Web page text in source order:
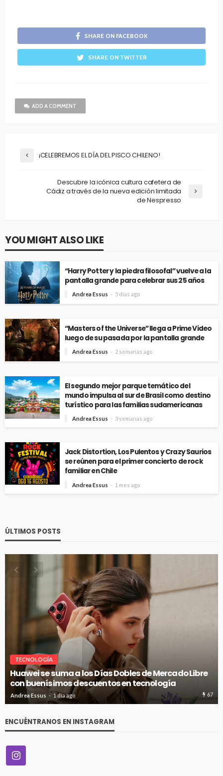
SHARE ON FACEBOOK
SHARE ON TWITTER
ADD A COMMENT
¡CELEBREMOS EL DÍA DEL PISCO CHILENO!
Descubre la icónica cultura cafetera de
Cádiz a través de la nueva edición limitada
de Nespresso
YOU MIGHT ALSO LIKE
“Harry Potter y la piedra filosofal” vuelve a la
pantalla grande para celebrar sus 25 años
Andrea Essus 5 días ago
“Masters of the Universe” llega a Prime Video
luego de su pasada por la pantalla grande
Andrea Essus 2 semanas ago
El segundo mejor parque temático del
mundo impulsa al sur de Brasil como destino
turístico para las familias sudamericanas
Andrea Essus 3 semanas ago
Jack Distortion, Los Pulentos y Crazy Saurios
se reúnen para el primer concierto de rock
familiar en Chile
Andrea Essus 1 mes ago
ÚLTIMOS POSTS
VITRINA
SNOBBY INAUGURA SU PRIMER FLAGSHIP EN CENCO
COSTANERA
Andrea Essus 2 días ago 65
ENCUÉNTRANOS EN INSTAGRAM